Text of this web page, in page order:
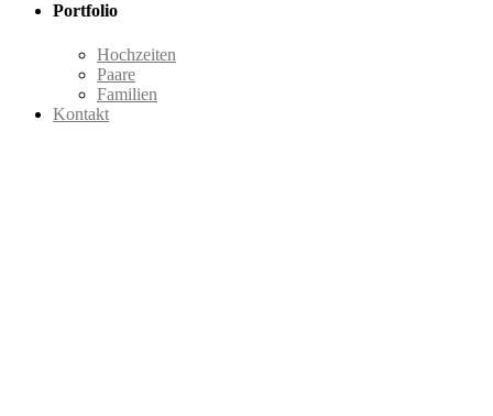
Portfolio
Hochzeiten
Paare
Familien
Kontakt